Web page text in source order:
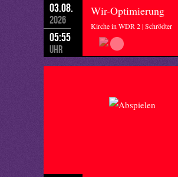
03.08.
2026
05:55
Uhr
Wir-Optimierung
Kirche in WDR 2 | Schrödter